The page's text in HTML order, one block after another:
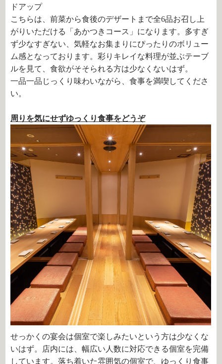
ドアップ
こちらは、前菜から食後のデザートまで全6品お召し上
がりいただける「あかつきコース」になります。多すぎ
ず少なすぎない、気軽なお集まりにぴったりのボリュー
ム感となっております。彩りキレイな料理が並ぶテーブ
ルを見て、食欲がそそられる方は少なくないはず。
一品一品じっくり味わいながら、食事を満喫してくださ
い。
周りを気にせずゆっくり食事をどうぞ
せっかくの宴会は個室で楽しみたいという方は少なくな
いはず。店内には、幅広い人数に対応できる個室を完備
しています。落ち着いた雰囲気の個室で、ゆっくり食事